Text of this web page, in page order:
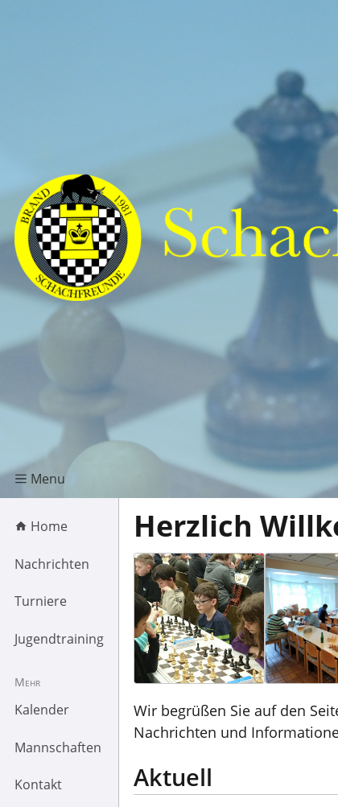
Menu
Home
Nachrichten
Turniere
Jugendtraining
Mehr
Kalender
Mannschaften
Kontakt
Herzlich
Wir begrüßen Sie auf den
Nachrichten und
Aktuell